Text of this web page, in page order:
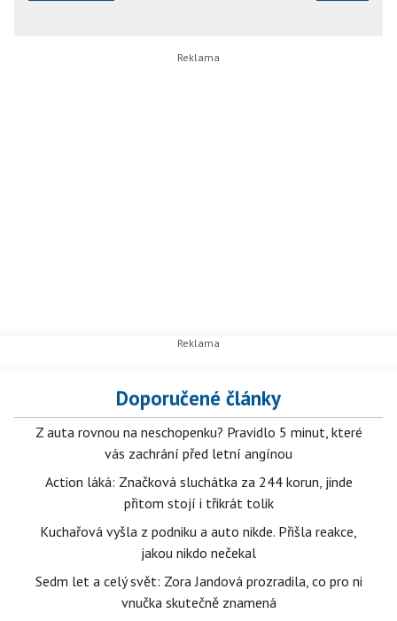
Doporučené články
Z auta rovnou na neschopenku? Pravidlo 5 minut, které
vás zachrání před letní angínou
Action láká: Značková sluchátka za 244 korun, jinde
přitom stojí i třikrát tolik
Kuchařová vyšla z podniku a auto nikde. Přišla reakce,
jakou nikdo nečekal
Sedm let a celý svět: Zora Jandová prozradila, co pro ni
vnučka skutečně znamená